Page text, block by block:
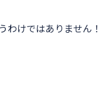
けではありません！